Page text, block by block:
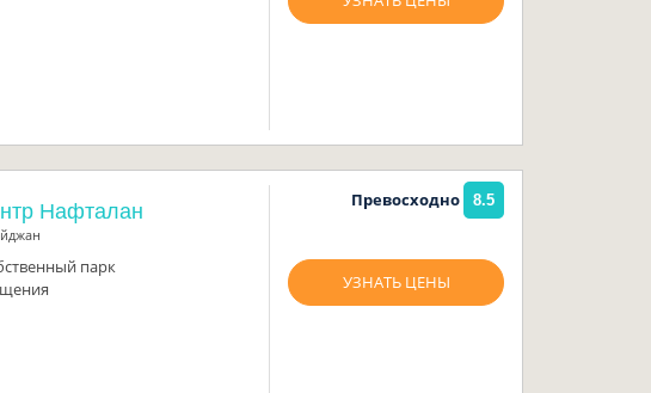
Нафталан
парк
Превосходно 8.5
УЗНАТЬ ЦЕНЫ